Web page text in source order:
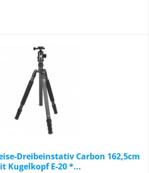
Dreibeinstativ Carbon 162,5cm
Kugelkopf E-20 *...